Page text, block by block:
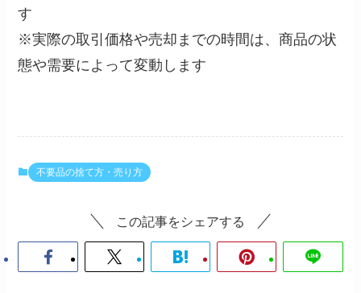
す
※実際の取引価格や売却までの時間は、商品の状
態や需要によって変動します
不要品の捨て方・売り方
この記事をシェアする